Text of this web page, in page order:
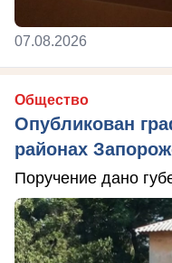
07.08.2026
Общество
Опубликован
районах
Поручение дано